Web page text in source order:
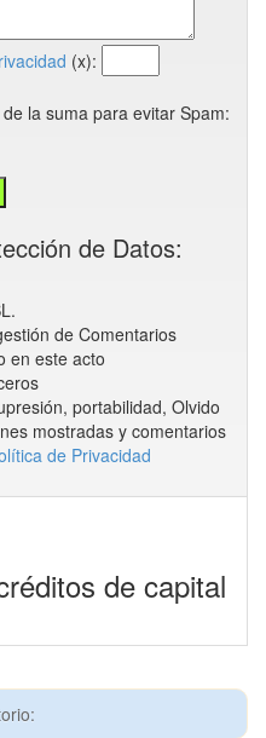
(x):
la suma para evitar Spam:
de Datos:
de Comentarios
en este acto
portabilidad, Olvido
mostradas y comentarios
de Privacidad
de capital